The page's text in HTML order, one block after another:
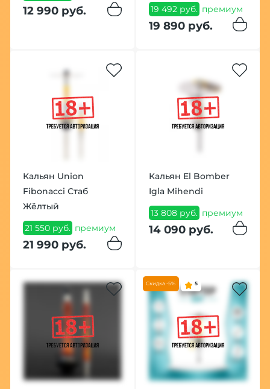
12 990 руб. 19 492 руб. премиум
19 890 руб.
Кальян Union
Fibonacci Стаб
Жёлтый
21 550 руб. премиум
21 990 руб.
Кальян El Bomber
Igla Mihendi
13 808 руб. премиум
14 090 руб.
Скидка -5% 5